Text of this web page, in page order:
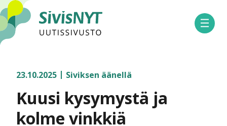
SivisNYT
Avaa
23.10.2025 Siviksen äänellä
Kuusi kysymystä ja
kolme vinkkiä